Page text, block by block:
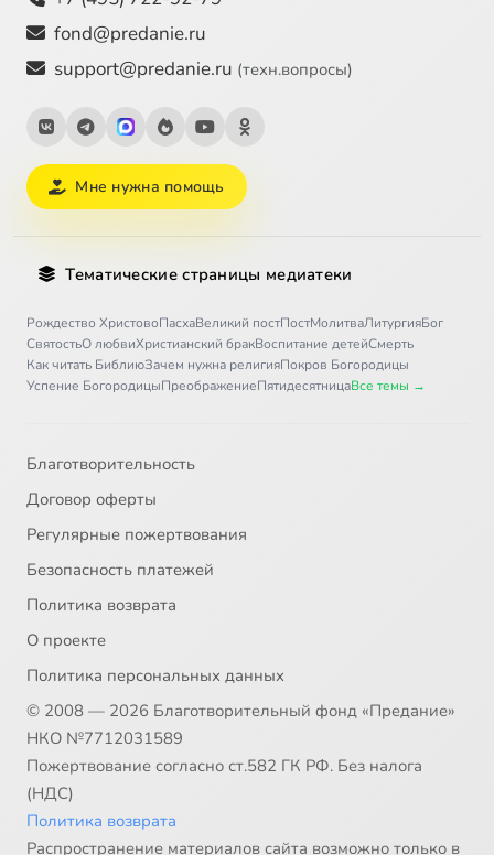
fond@predanie.ru
support@predanie.ru (техн.вопросы)
Мне нужна помощь
Тематические страницы медиатеки
Рождество ХристовоПасхаВеликий постПостМолитваЛитургияБог
СвятостьО любвиХристианский бракВоспитание детейСмерть
Как читать БиблиюЗачем нужна религияПокров Богородицы
Успение БогородицыПреображениеПятидесятницаВсе темы →
Благотворительность
Договор оферты
Регулярные пожертвования
Безопасность платежей
Политика возврата
О проекте
Политика персональных данных
© 2008 — 2026 Благотворительный фонд «Предание»
НКО №7712031589
Пожертвование согласно ст.582 ГК РФ. Без налога
(НДС)
Политика возврата
Распространение материалов сайта возможно только в